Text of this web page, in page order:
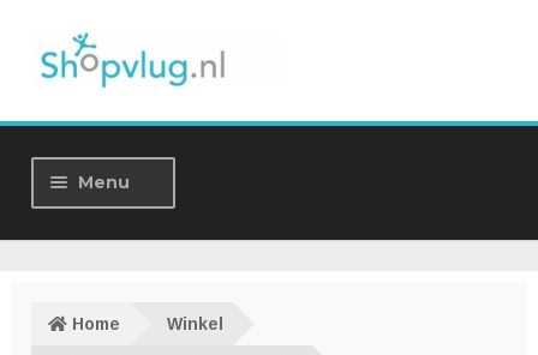
Menu
Home
Home Winkel